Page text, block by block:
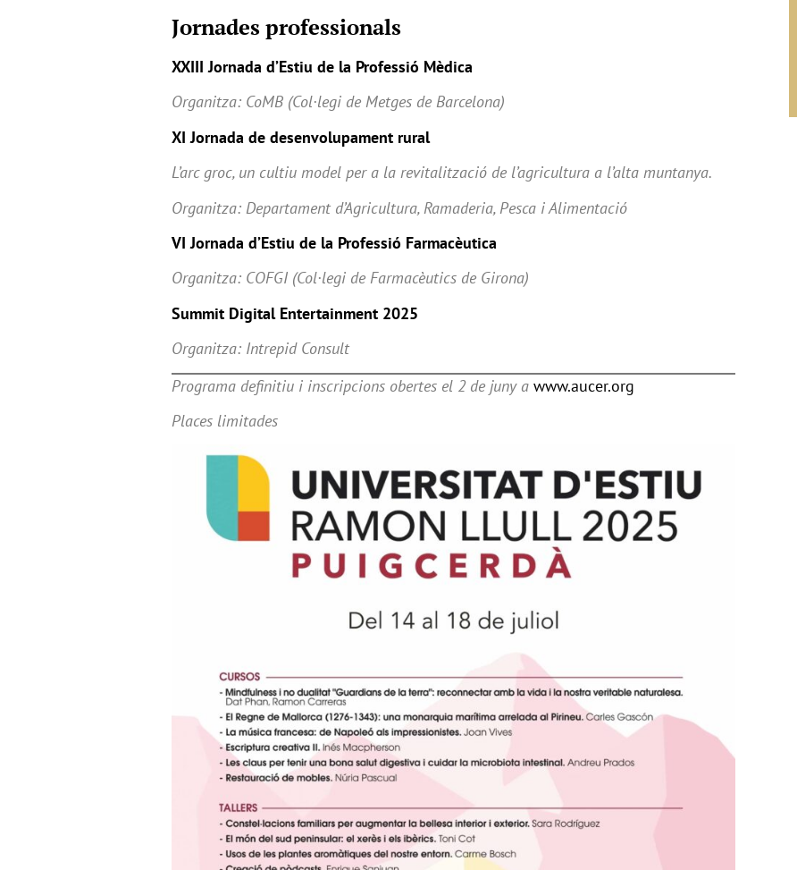
Jornades professionals
XXIII Jornada d’Estiu de la Professió Mèdica
Organitza: CoMB (Col·legi de Metges de Barcelona)
XI Jornada de desenvolupament rural
L’arc groc, un cultiu model per a la revitalització de l’agricultura a l’alta muntanya.
Organitza: Departament d’Agricultura, Ramaderia, Pesca i Alimentació
VI Jornada d’Estiu de la Professió Farmacèutica
Organitza: COFGI (Col·legi de Farmacèutics de Girona)
Summit Digital Entertainment 2025
Organitza: Intrepid Consult
Programa definitiu i inscripcions obertes el 2 de juny a www.aucer.org
Places limitades